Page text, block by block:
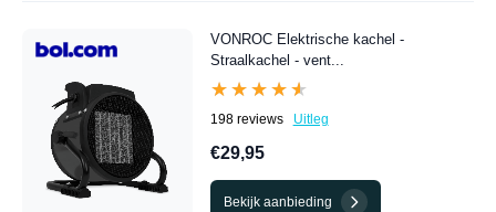
VONROC Elektrische kachel -
Straalkachel - vent...
★★★★★
★★★★★
198 reviews Uitleg
€29,95
Bekijk aanbieding